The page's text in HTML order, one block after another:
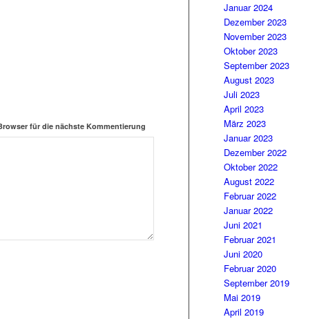
für die nächste Kommentierung
Januar 2024
Dezember 2023
November 2023
Oktober 2023
September 2023
August 2023
Juli 2023
April 2023
März 2023
Januar 2023
Dezember 2022
Oktober 2022
August 2022
Februar 2022
Januar 2022
Juni 2021
Februar 2021
Juni 2020
Februar 2020
September 2019
Mai 2019
April 2019